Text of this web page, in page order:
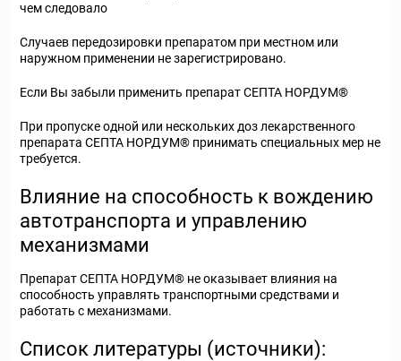
чем следовало
Случаев передозировки препаратом при местном или
наружном применении не зарегистрировано.
Если Вы забыли применить препарат СЕПТА НОРДУМ®
При пропуске одной или нескольких доз лекарственного
препарата СЕПТА НОРДУМ® принимать специальных мер не
требуется.
Влияние на способность к вождению
автотранспорта и управлению
механизмами
Препарат СЕПТА НОРДУМ® не оказывает влияния на
способность управлять транспортными средствами и
работать с механизмами.
Список литературы (источники):